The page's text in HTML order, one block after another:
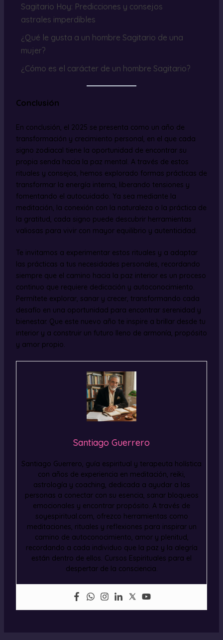
Sagitario Hoy: Predicciones y consejos
astrales imperdibles
¿Qué le gusta a un hombre Sagitario de una
mujer?
¿Cómo es el carácter de un hombre Sagitario?
Conclusión
En conclusión, el 2025 se presenta como un año de
transformación y crecimiento personal, en el que cada
signo zodiacal tiene la oportunidad de encontrar su
propia senda hacia la paz mental. A través de estos
rituales y consejos, hemos explorado formas prácticas de
transformar la energía interna, liberando tensiones y
fomentando el autocuidado. Ya sea mediante la
meditación, la conexión con la naturaleza o la práctica de
la gratitud, cada signo puede descubrir herramientas
valiosas para vivir con mayor equilibrio y autenticidad.
Te invitamos a experimentar estos rituales y a adaptar
las prácticas a tus necesidades personales, recordando
siempre que el camino hacia la paz interior es un proceso
continuo que requiere dedicación y autoconocimiento.
Permítete explorar, sanar y crecer, transformando cada
desafío en una oportunidad para encontrar serenidad y
bienestar. Que este nuevo año te inspire a brillar desde tu
interior y a construir un futuro lleno de armonía, propósito
y amor propio.
Santiago Guerrero
Santiago Guerrero, guía espiritual y terapeuta holística
con años de experiencia en meditación, reiki,
astrología y coaching, dedicada a ayudar a las
personas a conectar con su esencia, sanar bloqueos
emocionales y encontrar propósito. A través de
soyespiritual.com, ofrezco herramientas como
meditaciones, rituales y reflexiones para inspirar un
camino de autoconocimiento, amor y plenitud,
recordando a cada individuo que la paz y la alegría
están dentro de ellos. Cursos Espirituales para el
despertar de la consciencia.